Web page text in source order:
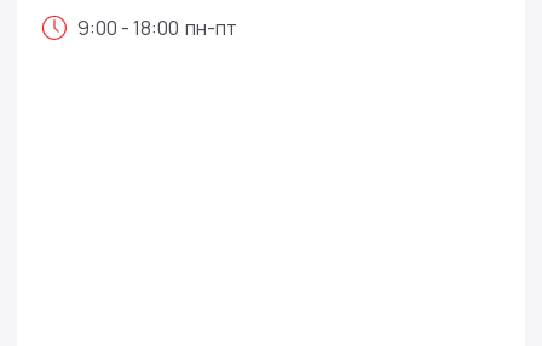
9:00 - 18:00